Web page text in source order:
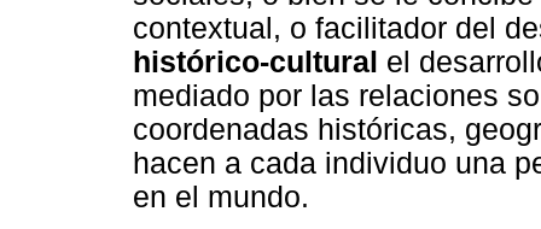
contextual, o facilitador del
histórico-cultural el
mediado por las relaciones
coordenadas históricas,
hacen a cada individuo una
en el mundo.